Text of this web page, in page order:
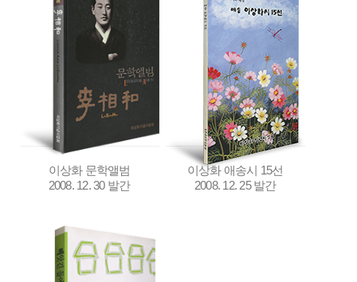
이상화 문학앨범
2008. 12. 30 발간
이상화 애송시 15선
2008. 12. 25 발간